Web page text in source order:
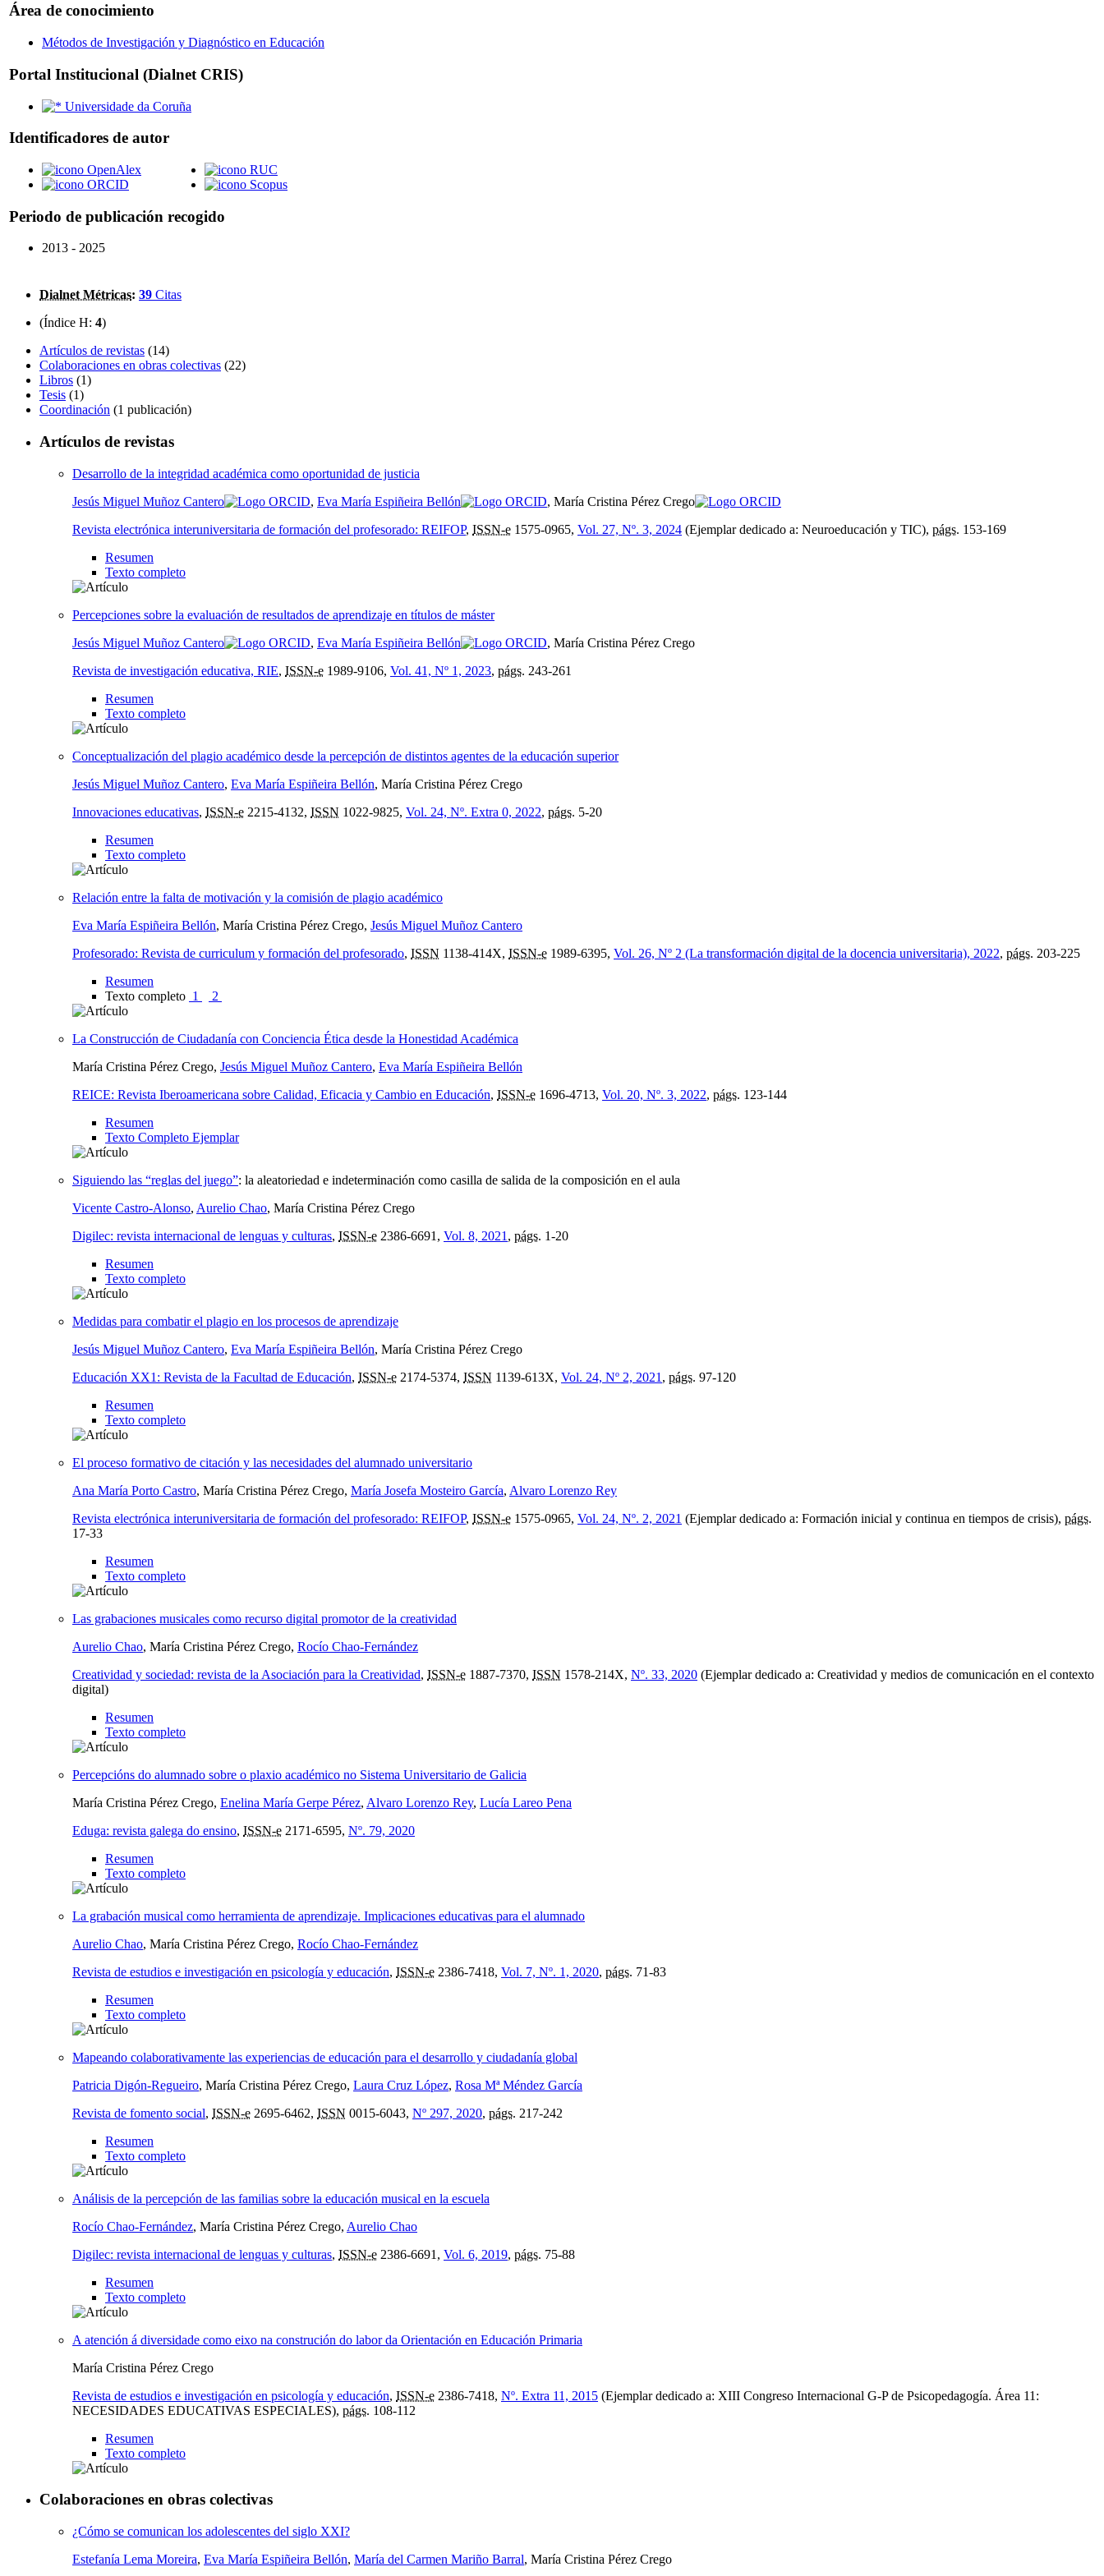
Área de conocimiento
Métodos de Investigación y Diagnóstico en Educación
Portal Institucional (Dialnet CRIS)
Universidade da Coruña
Identificadores de autor
OpenAlex
ORCID
RUC
Scopus
Periodo de publicación recogido
2013 - 2025
Dialnet Métricas: 39 Citas
(Índice H: 4)
Artículos de revistas (14)
Colaboraciones en obras colectivas (22)
Libros (1)
Tesis (1)
Coordinación (1 publicación)
Artículos de revistas
Desarrollo de la integridad académica como oportunidad de justicia
Jesús Miguel Muñoz Cantero
, Eva María Espiñeira Bellón
, María Cristina Pérez Crego
Revista electrónica interuniversitaria de formación del profesorado: REIFOP, ISSN-e 1575-0965, Vol. 27, Nº. 3, 2024 (Ejemplar dedicado a: Neuroeducación y TIC), págs. 153-169
Resumen
Texto completo
Percepciones sobre la evaluación de resultados de aprendizaje en títulos de máster
Jesús Miguel Muñoz Cantero
, Eva María Espiñeira Bellón
, María Cristina Pérez Crego
Revista de investigación educativa, RIE, ISSN-e 1989-9106, Vol. 41, Nº 1, 2023, págs. 243-261
Resumen
Texto completo
Conceptualización del plagio académico desde la percepción de distintos agentes de la educación superior
Jesús Miguel Muñoz Cantero, Eva María Espiñeira Bellón, María Cristina Pérez Crego
Innovaciones educativas, ISSN-e 2215-4132, ISSN 1022-9825, Vol. 24, Nº. Extra 0, 2022, págs. 5-20
Resumen
Texto completo
Relación entre la falta de motivación y la comisión de plagio académico
Eva María Espiñeira Bellón, María Cristina Pérez Crego, Jesús Miguel Muñoz Cantero
Profesorado: Revista de curriculum y formación del profesorado, ISSN 1138-414X, ISSN-e 1989-6395, Vol. 26, Nº 2 (La transformación digital de la docencia universitaria), 2022, págs. 203-225
Resumen
Texto completo 1 2
La Construcción de Ciudadanía con Conciencia Ética desde la Honestidad Académica
María Cristina Pérez Crego, Jesús Miguel Muñoz Cantero, Eva María Espiñeira Bellón
REICE: Revista Iberoamericana sobre Calidad, Eficacia y Cambio en Educación, ISSN-e 1696-4713, Vol. 20, Nº. 3, 2022, págs. 123-144
Resumen
Texto Completo Ejemplar
Siguiendo las “reglas del juego”: la aleatoriedad e indeterminación como casilla de salida de la composición en el aula
Vicente Castro-Alonso, Aurelio Chao, María Cristina Pérez Crego
Digilec: revista internacional de lenguas y culturas, ISSN-e 2386-6691, Vol. 8, 2021 , págs. 1-20
Resumen
Texto completo
Medidas para combatir el plagio en los procesos de aprendizaje
Jesús Miguel Muñoz Cantero, Eva María Espiñeira Bellón, María Cristina Pérez Crego
Educación XX1: Revista de la Facultad de Educación, ISSN-e 2174-5374, ISSN 1139-613X, Vol. 24, Nº 2, 2021 , págs. 97-120
Resumen
Texto completo
El proceso formativo de citación y las necesidades del alumnado universitario
Ana María Porto Castro, María Cristina Pérez Crego, María Josefa Mosteiro García, Alvaro Lorenzo Rey
Revista electrónica interuniversitaria de formación del profesorado: REIFOP, ISSN-e 1575-0965, Vol. 24, Nº. 2, 2021 (Ejemplar dedicado a: Formación inicial y continua en tiempos de crisis), págs.
17-33
Resumen
Texto completo
Las grabaciones musicales como recurso digital promotor de la creatividad
Aurelio Chao, María Cristina Pérez Crego, Rocío Chao-Fernández
Creatividad y sociedad: revista de la Asociación para la Creatividad, ISSN-e 1887-7370, ISSN 1578-214X, Nº. 33, 2020 (Ejemplar dedicado a: Creatividad y medios de comunicación en el contexto
digital)
Resumen
Texto completo
Percepcións do alumnado sobre o plaxio académico no Sistema Universitario de Galicia
María Cristina Pérez Crego, Enelina María Gerpe Pérez, Alvaro Lorenzo Rey, Lucía Lareo Pena
Eduga: revista galega do ensino, ISSN-e 2171-6595, Nº. 79, 2020
Resumen
Texto completo
La grabación musical como herramienta de aprendizaje. Implicaciones educativas para el alumnado
Aurelio Chao, María Cristina Pérez Crego, Rocío Chao-Fernández
Revista de estudios e investigación en psicología y educación, ISSN-e 2386-7418, Vol. 7, Nº. 1, 2020, págs. 71-83
Resumen
Texto completo
Mapeando colaborativamente las experiencias de educación para el desarrollo y ciudadanía global
Patricia Digón-Regueiro, María Cristina Pérez Crego, Laura Cruz López, Rosa Mª Méndez García
Revista de fomento social, ISSN-e 2695-6462, ISSN 0015-6043, Nº 297, 2020, págs. 217-242
Resumen
Texto completo
Análisis de la percepción de las familias sobre la educación musical en la escuela
Rocío Chao-Fernández, María Cristina Pérez Crego, Aurelio Chao
Digilec: revista internacional de lenguas y culturas, ISSN-e 2386-6691, Vol. 6, 2019, págs. 75-88
Resumen
Texto completo
A atención á diversidade como eixo na construción do labor da Orientación en Educación Primaria
María Cristina Pérez Crego
Revista de estudios e investigación en psicología y educación, ISSN-e 2386-7418, Nº. Extra 11, 2015 (Ejemplar dedicado a: XIII Congreso Internacional G-P de Psicopedagogía. Área 11:
NECESIDADES EDUCATIVAS ESPECIALES), págs. 108-112
Resumen
Texto completo
Colaboraciones en obras colectivas
¿Cómo se comunican los adolescentes del siglo XXI?
Estefanía Lema Moreira, Eva María Espiñeira Bellón, María del Carmen Mariño Barral, María Cristina Pérez Crego